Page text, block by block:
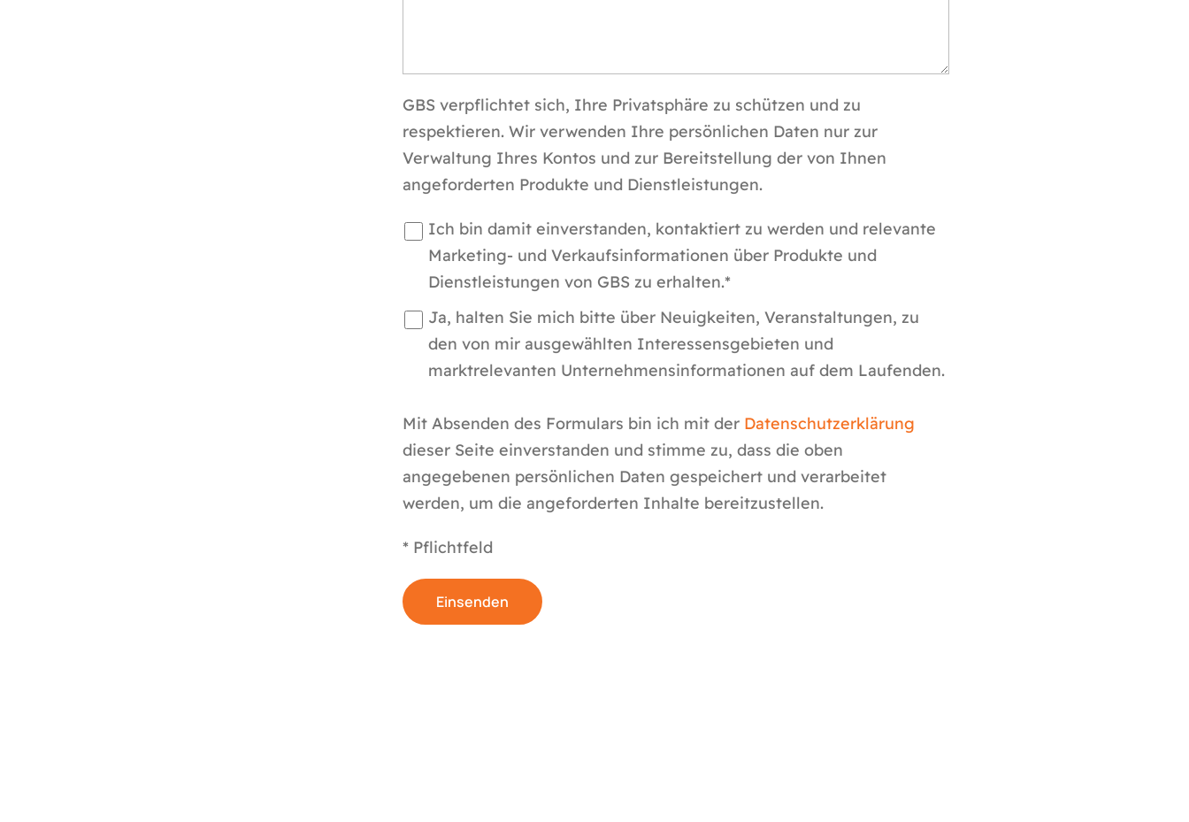
GBS verpflichtet sich, Ihre Privatsphäre zu schützen und zu
respektieren. Wir verwenden Ihre persönlichen Daten nur zur
Verwaltung Ihres Kontos und zur Bereitstellung der von Ihnen
angeforderten Produkte und Dienstleistungen.
Ich bin damit einverstanden, kontaktiert zu werden und relevante
Marketing- und Verkaufsinformationen über Produkte und
Dienstleistungen von GBS zu erhalten.*
Ja, halten Sie mich bitte über Neuigkeiten, Veranstaltungen, zu
den von mir ausgewählten Interessensgebieten und
marktrelevanten Unternehmensinformationen auf dem Laufenden.
Mit Absenden des Formulars bin ich mit der Datenschutzerklärung
dieser Seite einverstanden und stimme zu, dass die oben
angegebenen persönlichen Daten gespeichert und verarbeitet
werden, um die angeforderten Inhalte bereitzustellen.
* Pflichtfeld